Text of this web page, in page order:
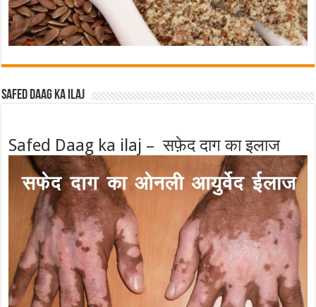
Safed Daag ka ilaj
Safed Daag ka ilaj – सफ़ेद दाग का इलाज